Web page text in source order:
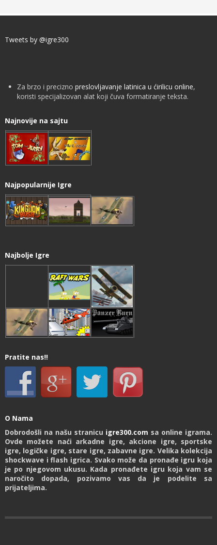
Tweets by @igre300
Za brzo i precizno preslovljavanje latinica u ćirilicu online,
koristi specijalizovan alat koji čuva formatiranje teksta.
Najnovije na sajtu
Najpopularnije Igre
Najbolje Igre
Pratite nas!!
O Nama
Dobrodošli na našu stranicu igre300.com sa online igrama.
Ovde možete naći arkadne igre, akcione igre, sportske
igre, logičke igre, stare igre, zabavne igre. Velika kolekcija
shockwave i flash igrica. Svako može da pronađe igru koja
je po njegovom ukusu. Kada pronađete igru koja vam se
naročito dopada, pozivamo vas da je podelite sa
prijateljima.